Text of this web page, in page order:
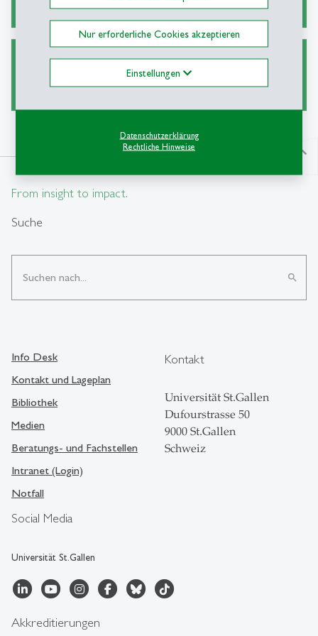
Nur erforderliche Cookies akzeptieren
Einstellungen
Datenschutzerklärung
Rechtliche Hinweise
north
From insight to impact.
Suche
search
Social Media
Universität St.Gallen
Info Desk
Kontakt und Lageplan
Bibliothek
Medien
Beratungs- und Fachstellen
Intranet (Login)
Notfall
Kontakt
Universität St.Gallen
Dufourstrasse 50
9000 St.Gallen
Schweiz
Akkreditierungen